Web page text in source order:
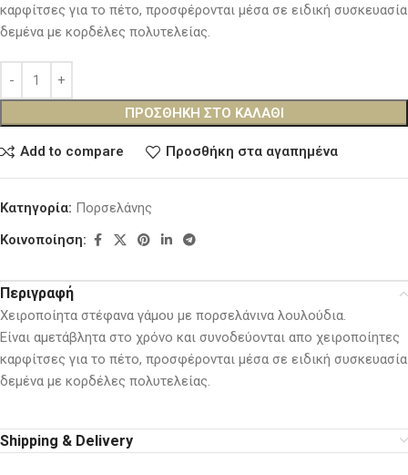
καρφίτσες για το πέτο, προσφέρονται μέσα σε ειδική συσκευασία
δεμένα με κορδέλες πολυτελείας.
ΠΡΟΣΘΉΚΗ ΣΤΟ ΚΑΛΆΘΙ
Add to compare Προσθήκη στα αγαπημένα
Κατηγορία: Πορσελάνης
Κοινοποίηση:
Περιγραφή
Χειροποίητα στέφανα γάμου με πορσελάνινα λουλούδια.
Είναι αμετάβλητα στο χρόνο και συνοδεύονται απο χειροποίητες
καρφίτσες για το πέτο, προσφέρονται μέσα σε ειδική συσκευασία
δεμένα με κορδέλες πολυτελείας.
Shipping & Delivery